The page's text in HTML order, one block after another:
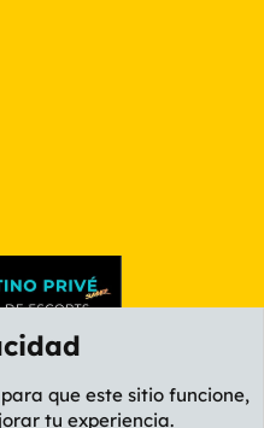
que este sitio funcione,
tu experiencia.